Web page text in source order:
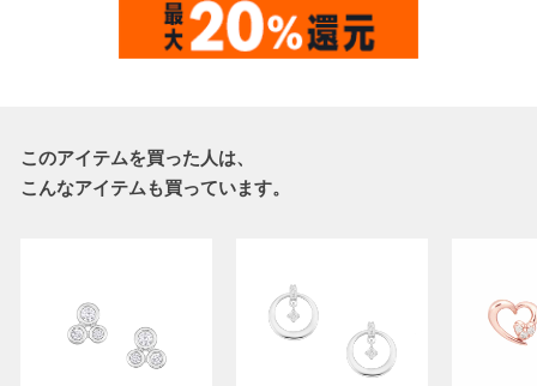
このアイテムを買った人は、
こんなアイテムも買っています。